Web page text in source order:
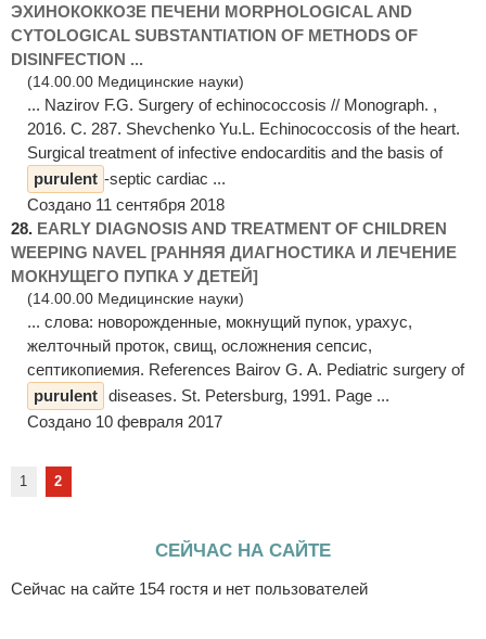
ЭХИНОКОККОЗЕ ПЕЧЕНИ MORPHOLOGICAL AND
CYTOLOGICAL SUBSTANTIATION OF METHODS OF
DISINFECTION ...
(14.00.00 Медицинские науки)
... Nazirov F.G. Surgery of echinococcosis // Monograph. ,
2016. С. 287. Shevchenko Yu.L. Echinococcosis of the heart.
Surgical treatment of infective endocarditis and the basis of
purulent -septic cardiac ...
Создано 11 сентября 2018
28. EARLY DIAGNOSIS AND TREATMENT OF CHILDREN
WEEPING NAVEL [РАННЯЯ ДИАГНОСТИКА И ЛЕЧЕНИЕ
МОКНУЩЕГО ПУПКА У ДЕТЕЙ]
(14.00.00 Медицинские науки)
... слова: новорожденные, мокнущий пупок, урахус,
желточный проток, свищ, осложнения сепсис,
септикопиемия. References Bairov G. A. Pediatric surgery of
purulent diseases. St. Petersburg, 1991. Page ...
Создано 10 февраля 2017
1 2
СЕЙЧАС НА САЙТЕ
Сейчас на сайте 154 гостя и нет пользователей